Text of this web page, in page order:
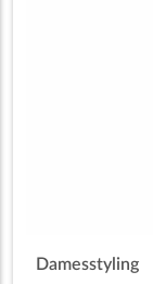
Damesstyling